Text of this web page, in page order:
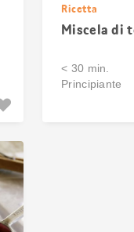
Ricetta
Miscela di
< 30 min.
Principiante